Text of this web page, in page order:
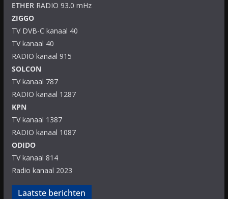
ETHERRADIO 93.0 mHz
ZIGGO
TV DVB-C kanaal 40
TV kanaal 40
RADIO kanaal 915
SOLCON
TV kanaal 787
RADIO kanaal 1287
KPN
TV kanaal 1387
RADIO kanaal 1087
ODIDO
TV kanaal 814
Radio kanaal 2023
Laatste berichten